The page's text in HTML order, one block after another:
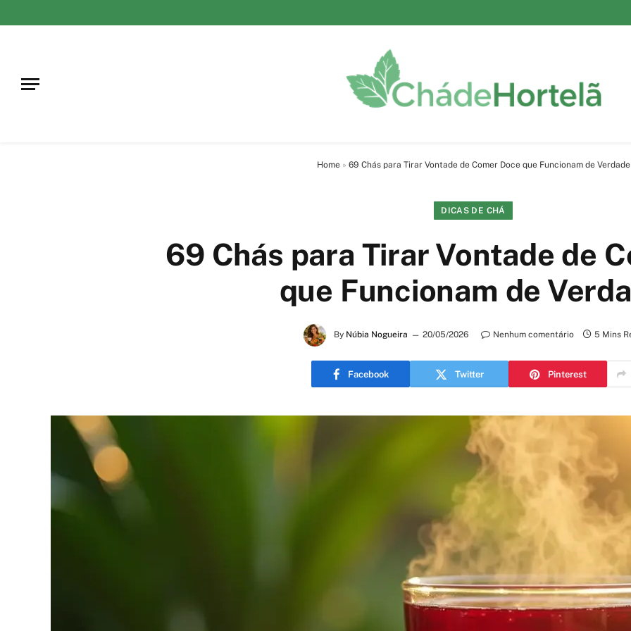
Home» 69 Chás para Tirar Vontade de Comer Doce que Funcionam de Verdade
DICAS DE CHÁ
69 Chás para Tirar Vontade de
que Funcionam de
By Núbia Nogueira 20/05/2026 Nenhum comentário 5 Mins
Facebook Twitter Pinterest